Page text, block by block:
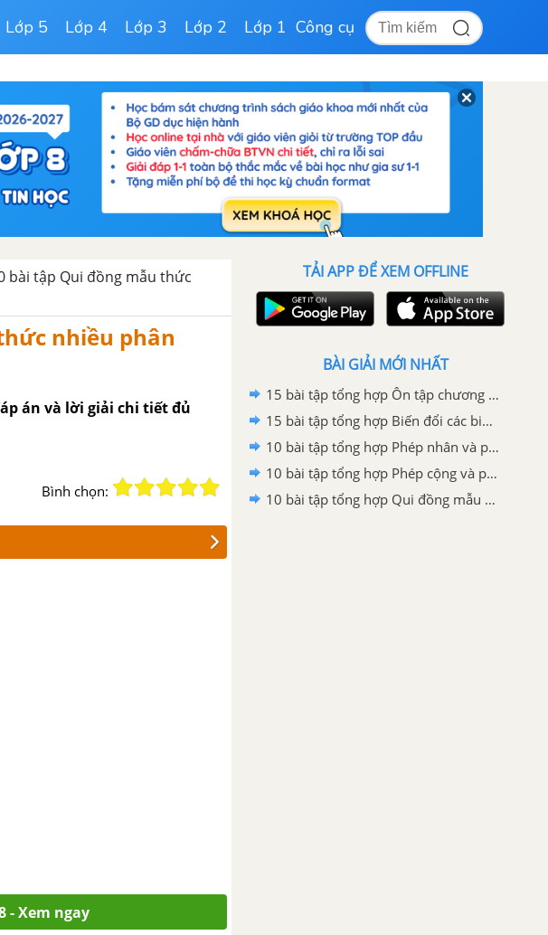
Lớp 5 Lớp 4 Lớp 3 Lớp 2 Lớp 1 Công cụ
bài tập Qui đồng mẫu thức
nhiều phân
án và lời giải chi tiết đủ
Bình chọn:
- Xem ngay
TẢI APP ĐỂ XEM OFFLINE
BÀI GIẢI MỚI NHẤT
15 bài tập tổng hợp Ôn tập chương 2: Phân thức đại số
15 bài tập tổng hợp Biến đổi các biểu thức hữu tỉ. Giá trị của phân thức
10 bài tập tổng hợp Phép nhân và phép chia các phân thức đại số
10 bài tập tổng hợp Phép cộng và phép trừ các phân thức đại số
10 bài tập tổng hợp Qui đồng mẫu thức nhiều phân thức